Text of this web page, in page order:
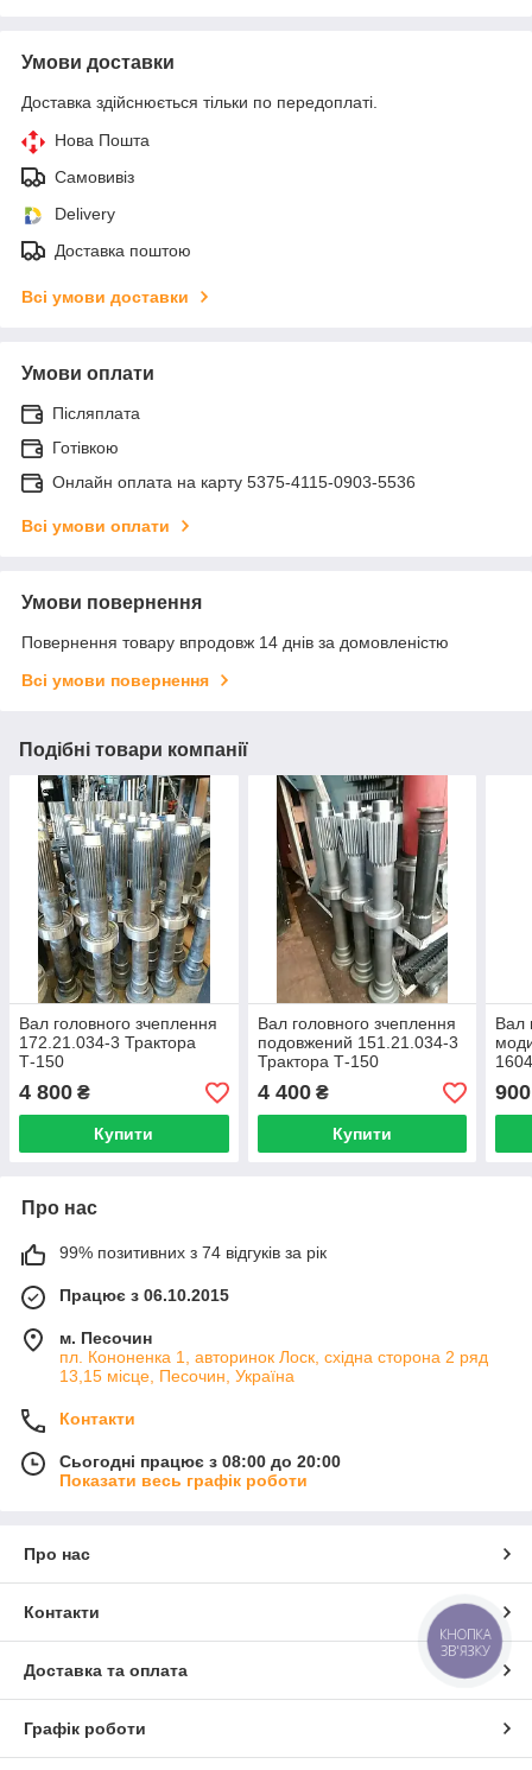
Умови доставки
Доставка здійснюється тільки по передоплаті.
Нова Пошта
Самовивіз
Delivery
Доставка поштою
Всі умови доставки
Умови оплати
Післяплата
Готівкою
Онлайн оплата на карту 5375-4115-0903-5536
Всі умови оплати
Умови повернення
Повернення товару впродовж 14 днів за домовленістю
Всі умови повернення
Подібні товари компанії
Вал головного зчеплення
172.21.034-3 Трактора
Т-150
4 800 ₴
Купити
Вал головного зчеплення
подовжений 151.21.034-3
Трактора Т-150
4 400₴
Купити
Вал
900
Про нас
99% позитивних з 74 відгуків за рік
Працює з 06.10.2015
м. Песочин
пл. Кононенка 1, авторинок Лоск, східна сторона 2 ряд
13,15 місце, Песочин, Україна
Контакти
Сьогодні працює з 08:00 до 20:00
Показати весь графік роботи
Про нас
Контакти
Доставка та оплата
Графік роботи
КНОПКА
ЗВ'ЯЗКУ